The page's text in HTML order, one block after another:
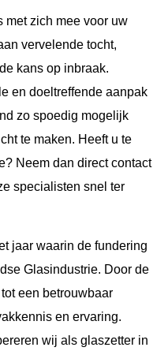
met zich mee voor uw
vervelende tocht,
kans op inbraak.
en doeltreffende aanpak
zo spoedig mogelijk
te maken. Heeft u te
Neem dan direct contact
specialisten snel ter
jaar waarin de fundering
Glasindustrie. Door de
een betrouwbaar
en ervaring.
wij als glaszetter in